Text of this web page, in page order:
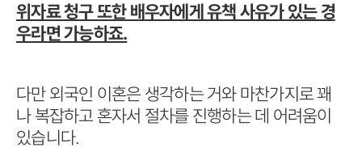
위자료 청구 또한 배우자에게 유책 사유가 있는 경
우라면 가능하죠.
다만 외국인 이혼은 생각하는 거와 마찬가지로 꽤
나 복잡하고 혼자서 절차를 진행하는 데 어려움이
있습니다.